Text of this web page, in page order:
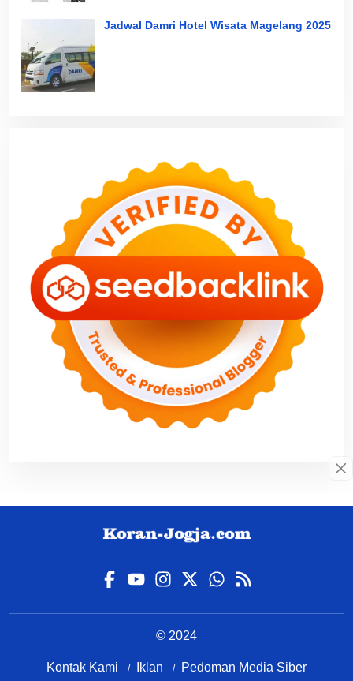
Jadwal Damri Hotel Wisata Magelang 2025
© 2024
Kontak Kami Iklan Pedoman Media Siber